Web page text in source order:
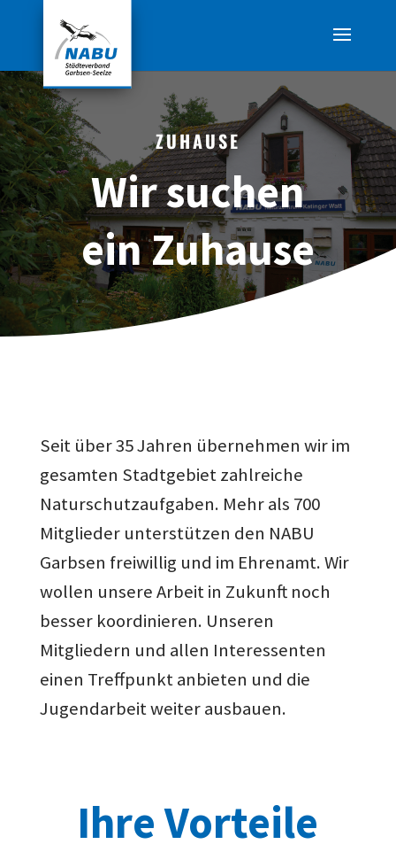
ZUHAUSE
Wir suchen
ein Zuhause
Seit über 35 Jahren übernehmen wir im
gesamten Stadtgebiet zahlreiche
Naturschutzaufgaben. Mehr als 700
Mitglieder unterstützen den NABU
Garbsen freiwillig und im Ehrenamt. Wir
wollen unsere Arbeit in Zukunft noch
besser koordinieren. Unseren
Mitgliedern und allen Interessenten
einen Treffpunkt anbieten und die
Jugendarbeit weiter ausbauen.
Ihre Vorteile